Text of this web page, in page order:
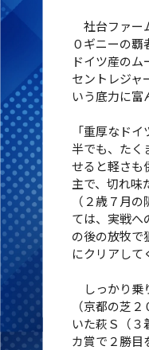
社台ファー
０ギニーの覇
ドイツ産の
セントレジャ
いう底力に富
「重厚なド
半でも、たく
せると軽さも
主で、切れ味
（２歳７月
ては、実戦へ
の後の放牧で
にクリアして
しっかり乗
（京都の芝
いた萩Ｓ（３
カ賞で２勝目